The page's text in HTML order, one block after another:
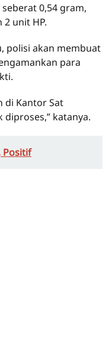
0,54 gram,
2 unit HP.
polisi akan membuat
para
di Kantor Sat
katanya.
Positif